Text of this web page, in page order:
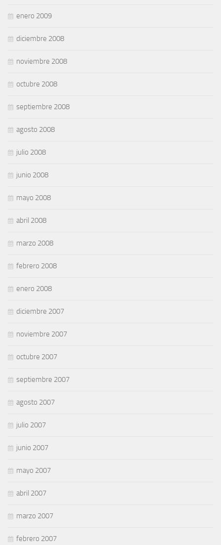
enero 2009
diciembre 2008
noviembre 2008
octubre 2008
septiembre 2008
agosto 2008
julio 2008
junio 2008
mayo 2008
abril 2008
marzo 2008
febrero 2008
enero 2008
diciembre 2007
noviembre 2007
octubre 2007
septiembre 2007
agosto 2007
julio 2007
junio 2007
mayo 2007
abril 2007
marzo 2007
febrero 2007